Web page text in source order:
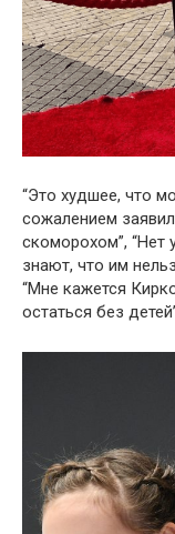
“Это худшее, что
сожалением
скоморохом”, “Нет
знают, что им
“Мне кажется
остаться без